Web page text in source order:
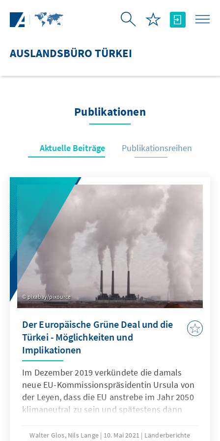
AUSLANDSBÜRO TÜRKEI
Publikationen
Aktuelle Beiträge Publikationsreihen
pixabay/pixource
Der Europäische Grüne Deal und die
Türkei - Möglichkeiten und
Implikationen
Im Dezember 2019 verkündete die damals
neue EU-Kommissionspräsidentin Ursula von
der Leyen, dass die EU anstrebe im Jahr 2050
klimaneutral zu sein und spätestens dann
freigesetzt werden sollen. Dieser „Grüne
Walter Glos, Nils Lange 10. Mai 2021 Länderberichte